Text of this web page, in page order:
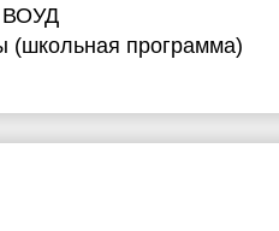
ВОУД
(школьная программа)